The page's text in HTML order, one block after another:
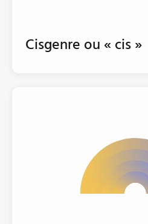
Cisgenre ou « cis »